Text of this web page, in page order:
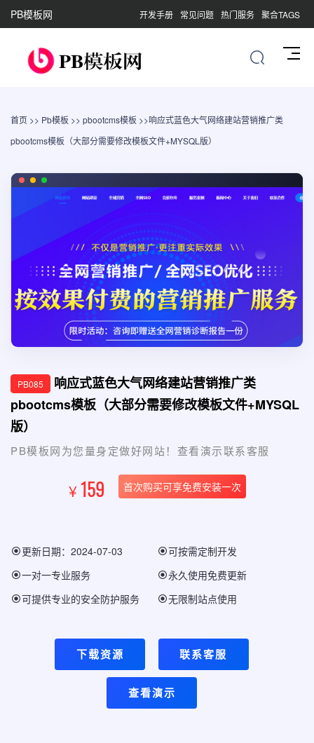
PB模板网 聚合TAGS
热门服务
常见问题
开发手册
首页 >> Pb模板 >> pbootcms模板 >>响应式蓝色大气网络建站营销推广类
pbootcms模板（大部分需要修改模板文件+MYSQL版）
PB085
响应式蓝色大气网络建站营销推广类
pbootcms模板（大部分需要修改模板文件+MYSQL
版）
PB模板网为您量身定做好网站！查看演示联系客服
¥ 159 首次购买可享免费安装一次
更新日期：2024-07-03
可按需定制开发
一对一专业服务
永久使用免费更新
可提供专业的安全防护服务
无限制站点使用
下载资源 联系客服
查看演示